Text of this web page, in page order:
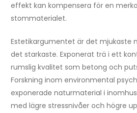
effekt kan kompensera för en
stommaterialet.
Estetikargumentet är det mjukaste
det starkaste. Exponerat trä i ett
rumslig kvalitet som betong och
Forskning inom environmental
exponerade naturmaterial i
med lägre stressnivåer och högre